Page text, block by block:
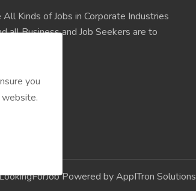
Kinds of Jobs in Corporate Industries
all Business and Job Seekers are to
Powered by AppITron Solutions
you